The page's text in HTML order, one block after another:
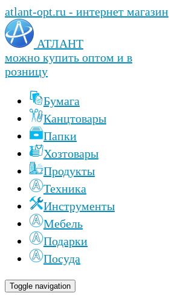
atlant-opt.ru - интернет магазин
АТЛАНТ
можно купить оптом и в
розницу
Бумага
Канцтовары
Папки
Хозтовары
Продукты
Техника
Инструменты
Мебель
Подарки
Посуда
Toggle navigation